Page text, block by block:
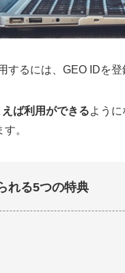
るには、GEO IDを登
ば利用ができるように
。
れる5つの特典